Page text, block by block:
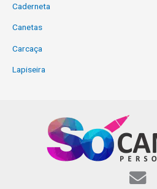
Caderneta
Canetas
Carcaça
Lapiseira